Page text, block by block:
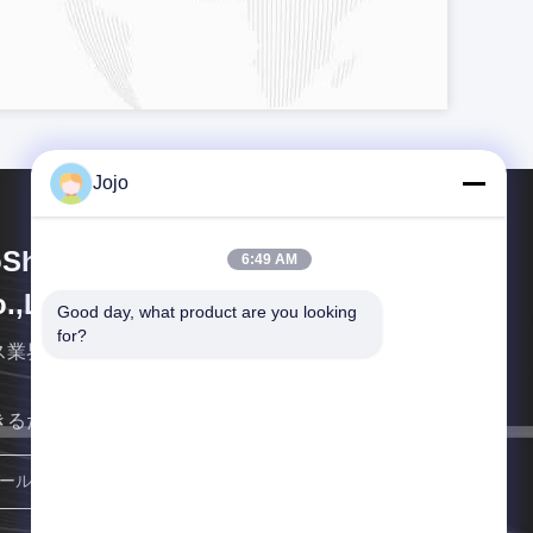
Energy & Technology
業界で世界トップの 統合企業です
るだけ早くご連絡いたします。
Jojo
6:49 AM
Good day, what product are you looking
for?